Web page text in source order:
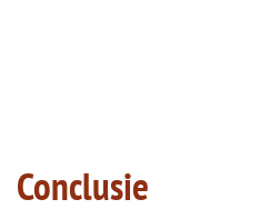
Conclusie